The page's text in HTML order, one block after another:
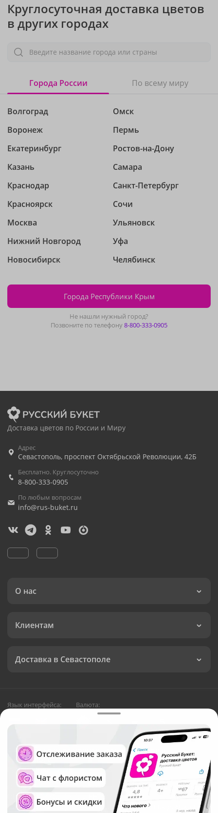
Круглосуточная доставка цветов
в других городах
Введите название города или страны
Города России По всему миру
Волгоград
Воронеж
Екатеринбург
Казань
Краснодар
Красноярск
Москва
Нижний Новгород
Новосибирск
Омск
Пермь
Ростов-на-Дону
Самара
Санкт-Петербург
Сочи
Ульяновск
Уфа
Челябинск
Города Республики Крым
Не нашли нужный город?
Позвоните по телефону8-800-333-0905
Доставка цветов по России и Миру
Адрес
Севастополь, проспект Октябрьской Революции, 42Б
Бесплатно. Круглосуточно
8-800-333-0905
По любым вопросам
info@rus-buket.ru
О нас
Клиентам
Доставка в Севастополе
Язык интерфейса: Валюта:
Служба круглосуточной доставки цветов в
Севастополе
Русский Букет, 2026
Общество с ограниченной ответственностью «Технология»
ОГРН: 1195476081745, ИНН: 5410081997
Юридический адрес: г. Новосибирск, ул. Ипподромская,